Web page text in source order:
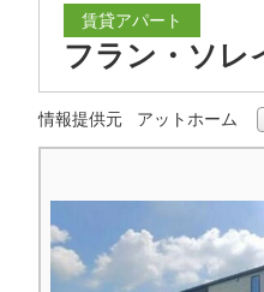
賃貸アパート
フラン・ソレ
情報提供元 アットホーム